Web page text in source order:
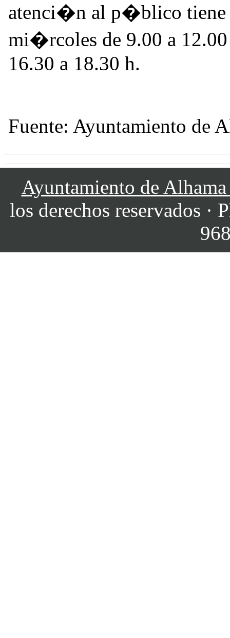
atenci�n al p�blico tiene
mi�rcoles de 9.00 a
16.30 a 18.30 h.
Fuente: Ayuntamiento de
Ayuntamiento de
los derechos reservados ·